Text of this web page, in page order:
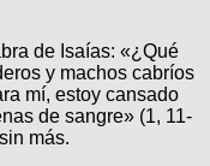
de Isaías: «¿Qué
y machos cabríos
mí, estoy cansado
de sangre» (1, 11-
más.